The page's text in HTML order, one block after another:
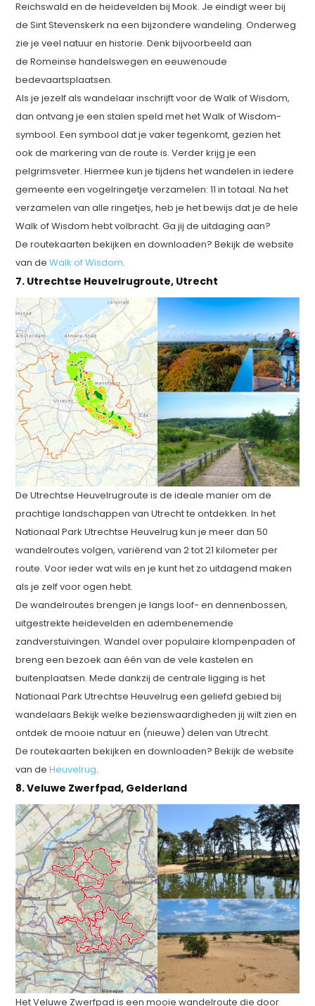
Reichswald en de heidevelden bij Mook. Je eindigt weer bij
de Sint Stevenskerk na een bijzondere wandeling. Onderweg
zie je veel natuur en historie. Denk bijvoorbeeld aan
de Romeinse handelswegen en eeuwenoude
bedevaartsplaatsen.
Als je jezelf als wandelaar inschrijft voor de Walk of Wisdom,
dan ontvang je een stalen speld met het Walk of Wisdom-
symbool. Een symbool dat je vaker tegenkomt, gezien het
ook de markering van de route is. Verder krijg je een
pelgrimsveter. Hiermee kun je tijdens het wandelen in iedere
gemeente een vogelringetje verzamelen: 11 in totaal. Na het
verzamelen van alle ringetjes, heb je het bewijs dat je de hele
Walk of Wisdom hebt volbracht. Ga jij de uitdaging aan?
De routekaarten bekijken en downloaden? Bekijk de website
van deWalk of Wisdom.
7. Utrechtse Heuvelrugroute, Utrecht
De Utrechtse Heuvelrugroute is de ideale manier om de
prachtige landschappen van Utrecht te ontdekken. In het
Nationaal Park Utrechtse Heuvelrug kun je meer dan 50
wandelroutes volgen, variërend van 2 tot 21 kilometer per
route. Voor ieder wat wils en je kunt het zo uitdagend maken
als je zelf voor ogen hebt.
De wandelroutes brengen je langs loof- en dennenbossen,
uitgestrekte heidevelden en adembenemende
zandverstuivingen. Wandel over populaire klompenpaden of
breng een bezoek aan één van de vele kastelen en
buitenplaatsen. Mede dankzij de centrale ligging is het
Nationaal Park Utrechtse Heuvelrug een geliefd gebied bij
wandelaars.Bekijk welke bezienswaardigheden jij wilt zien en
ontdek de mooie natuur en (nieuwe) delen van Utrecht.
De routekaarten bekijken en downloaden? Bekijk de website
van deHeuvelrug.
8. Veluwe Zwerfpad, Gelderland
Het Veluwe Zwerfpad is een mooie wandelroute die door